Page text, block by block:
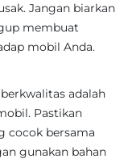
Jangan biarkan
membuat
mobil Anda.
adalah
Pastikan
cocok bersama
gunakan bahan